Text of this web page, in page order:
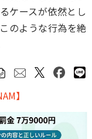
ケースが依然とし
のような行為を絶
】